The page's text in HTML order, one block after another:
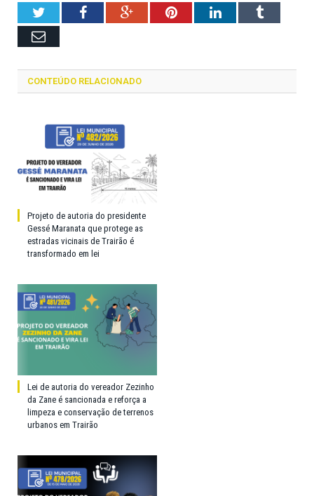
TwitterFacebookGoogle+PinterestLinkedInTumblr
Email
CONTEÚDO RELACIONADO
Projeto de autoria do presidente
Gessé Maranata que protege as
estradas vicinais de Trairão é
transformado em lei
Lei de autoria do vereador Zezinho
da Zane é sancionada e reforça a
limpeza e conservação de terrenos
urbanos em Trairão